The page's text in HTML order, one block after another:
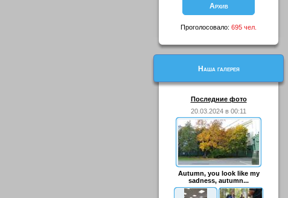
Проголосовало: 695 чел.
Наша галерея
Последние фото
20.03.2024 в 00:11
Autumn, you look like my
sadness, autumn...